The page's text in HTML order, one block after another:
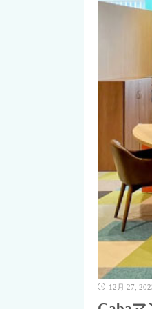
12月 27,